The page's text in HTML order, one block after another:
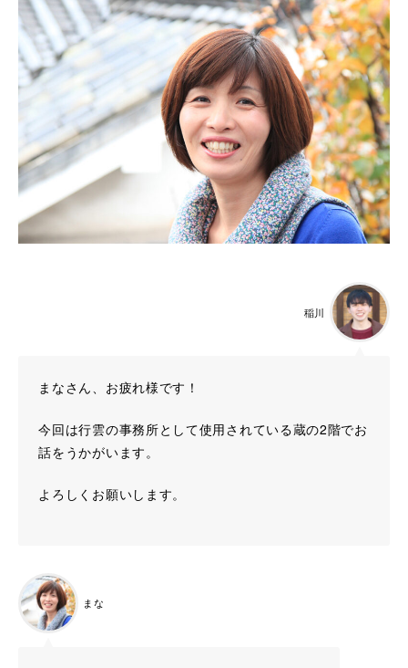
稲川
まなさん、お疲れ様です！
今回は行雲の事務所として使用されている蔵の2階でお
話をうかがいます。
よろしくお願いします。
まな